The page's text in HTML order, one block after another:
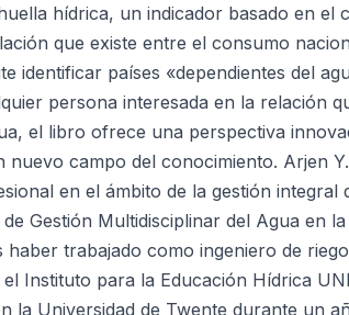
hídrica, un indicador basado en el
que existe entre el consumo
identificar países «dependientes del
persona interesada en la relación
el libro ofrece una perspectiva
campo del conocimiento. Arjen
en el ámbito de la gestión integral
Gestión Multidisciplinar del Agua en
haber trabajado como ingeniero de
Instituto para la Educación Hídrica
la Universidad de Twente durante un